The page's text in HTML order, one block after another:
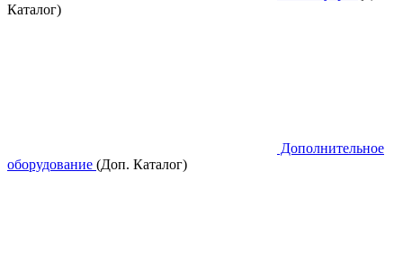
Каталог)
Дополнительное
оборудование (Доп. Каталог)